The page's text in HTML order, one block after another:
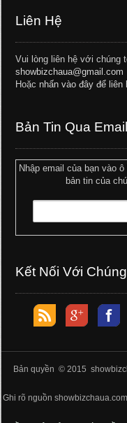
Liên Hệ
Vui lòng liên hệ với chúng
showbizchaua@gmail.com
Hoặc nhấn vào đây để liên
Bản Tin Qua Email
Nhập email của bạn vào
bản tin của
Kết Nối Với
Bản quyền © 2015
Ghi rõ nguồn